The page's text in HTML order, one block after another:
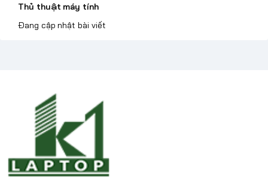
Thủ thuật máy tính
Đang cập nhật bài viết